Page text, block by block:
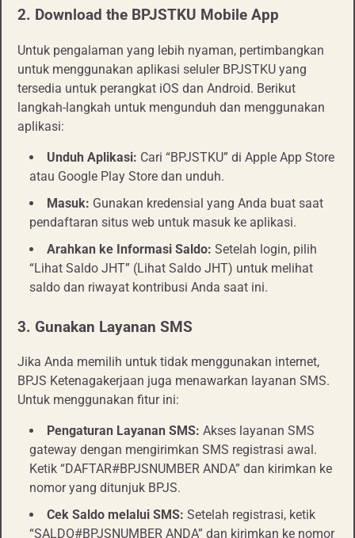
2. Download the BPJSTKU Mobile App
Untuk pengalaman yang lebih nyaman, pertimbangkan
untuk menggunakan aplikasi seluler BPJSTKU yang
tersedia untuk perangkat iOS dan Android. Berikut
langkah-langkah untuk mengunduh dan menggunakan
aplikasi:
Unduh Aplikasi: Cari “BPJSTKU” di Apple App Store
atau Google Play Store dan unduh.
Masuk: Gunakan kredensial yang Anda buat saat
pendaftaran situs web untuk masuk ke aplikasi.
Arahkan ke Informasi Saldo: Setelah login, pilih
“Lihat Saldo JHT” (Lihat Saldo JHT) untuk melihat
saldo dan riwayat kontribusi Anda saat ini.
3. Gunakan Layanan SMS
Jika Anda memilih untuk tidak menggunakan internet,
BPJS Ketenagakerjaan juga menawarkan layanan SMS.
Untuk menggunakan fitur ini:
Pengaturan Layanan SMS: Akses layanan SMS
gateway dengan mengirimkan SMS registrasi awal.
Ketik “DAFTAR#BPJSNUMBER ANDA” dan kirimkan ke
nomor yang ditunjuk BPJS.
Cek Saldo melalui SMS: Setelah registrasi, ketik
“SALDO#BPJSNUMBER ANDA” dan kirimkan ke nomor